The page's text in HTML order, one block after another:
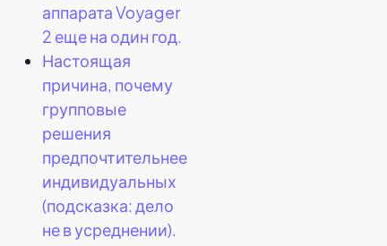
аппарата Voyager
2 еще на один год.
Настоящая
причина, почему
групповые
решения
предпочтительнее
индивидуальных
(подсказка: дело
не в усреднении).